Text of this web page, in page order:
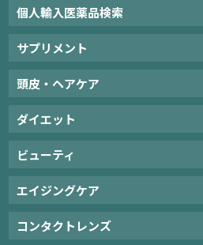
個人輸入医薬品検索
サプリメント
頭皮・ヘアケア
ダイエット
ビューティ
エイジングケア
コンタクトレンズ